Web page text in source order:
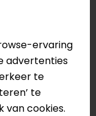
ervaring
advertenties
te
te
van cookies.